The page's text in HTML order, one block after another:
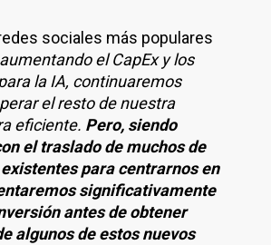
sociales más populares
el CapEx y los
la IA, continuaremos
el resto de nuestra
eficiente. Pero, siendo
el traslado de muchos de
para centrarnos en
significativamente
antes de obtener
algunos de estos nuevos